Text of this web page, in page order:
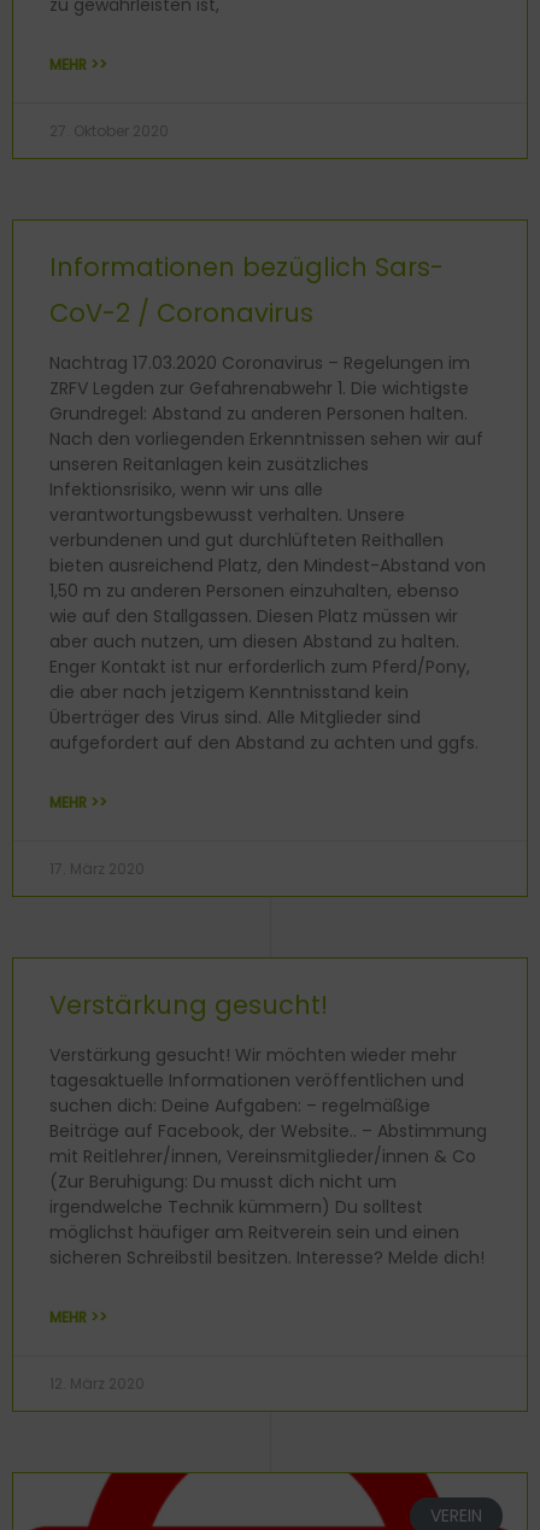
zu gewährleisten ist,
MEHR >>
27. Oktober 2020
Informationen bezüglich Sars-
CoV-2 / Coronavirus
Nachtrag 17.03.2020 Coronavirus – Regelungen im
ZRFV Legden zur Gefahrenabwehr 1. Die wichtigste
Grundregel: Abstand zu anderen Personen halten.
Nach den vorliegenden Erkenntnissen sehen wir auf
unseren Reitanlagen kein zusätzliches
Infektionsrisiko, wenn wir uns alle
verantwortungsbewusst verhalten. Unsere
verbundenen und gut durchlüfteten Reithallen
bieten ausreichend Platz, den Mindest-Abstand von
1,50 m zu anderen Personen einzuhalten, ebenso
wie auf den Stallgassen. Diesen Platz müssen wir
aber auch nutzen, um diesen Abstand zu halten.
Enger Kontakt ist nur erforderlich zum Pferd/Pony,
die aber nach jetzigem Kenntnisstand kein
Überträger des Virus sind. Alle Mitglieder sind
aufgefordert auf den Abstand zu achten und ggfs.
MEHR >>
17. März 2020
Verstärkung gesucht!
Verstärkung gesucht! Wir möchten wieder mehr
tagesaktuelle Informationen veröffentlichen und
suchen dich: Deine Aufgaben: – regelmäßige
Beiträge auf Facebook, der Website.. – Abstimmung
mit Reitlehrer/innen, Vereinsmitglieder/innen & Co
(Zur Beruhigung: Du musst dich nicht um
irgendwelche Technik kümmern) Du solltest
möglichst häufiger am Reitverein sein und einen
sicheren Schreibstil besitzen. Interesse? Melde dich!
MEHR >>
12. März 2020
VEREIN